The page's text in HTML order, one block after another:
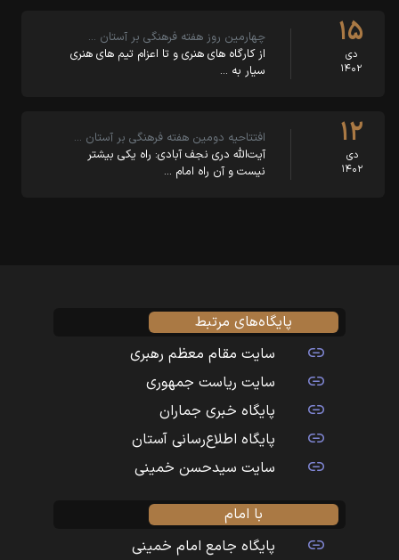
۱۵
دی
۱۴۰۲
چهارمین روز هفته فرهنگی بر آستان …
از کارگاه های هنری و تا اعزام تیم های هنری
سیار به …
۱۲
دی
۱۴۰۲
افتتاحیه دومین هفته فرهنگی بر آستان …
آیت‌الله دری نجف آبادی: راه یکی بیشتر
نیست و آن راه امام …
پایگاه‌های مرتبط
سایت مقام معظم رهبری
سایت ریاست جمهوری
پایگاه خبری جماران
پایگاه اطلاع‌رسانی آستان
سایت سیدحسن خمینی
با امام
پایگاه جامع امام خمینی